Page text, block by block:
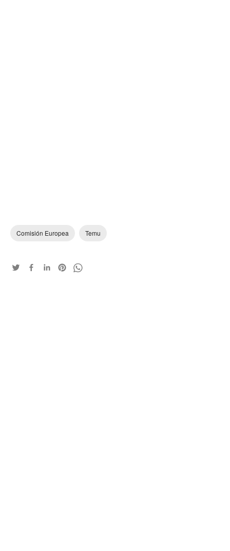
Comisión Europea Temu